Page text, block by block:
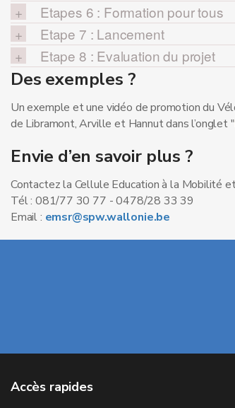
Etapes 6 : Formation pour tous
Etape 7 : Lancement
Etape 8 : Evaluation du projet
Des exemples ?
Un exemple et une vidéo de promotion du
de Libramont, Arville et Hannut dans l’onglet "
Envie d’en savoir plus ?
Contactez la Cellule Education à la Mobilité
Tél : 081/77 30 77 - 0478/28 33 39
Email : emsr@spw.wallonie.be
Accès rapides